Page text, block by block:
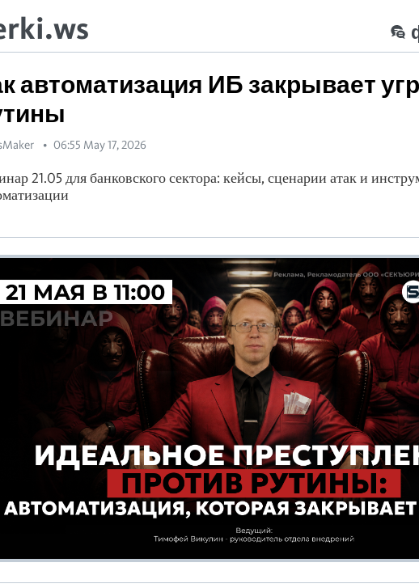
автоматизация ИБ закрывает
06:55 May 17, 2026
21.05 для банковского сектора: кейсы, сценарии атак и